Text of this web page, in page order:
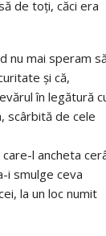
de toți, căci era
nu mai speram
și că,
în legătură
scârbită de cele
l ancheta
i smulge ceva
la un loc numit